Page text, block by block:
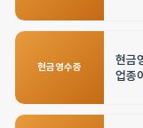
현금영수증
현금
업종